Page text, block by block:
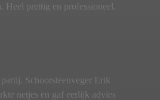
Heel prettig en professioneel.
Schoorsteenveger Erik
netjes en gaf eerlijk advies